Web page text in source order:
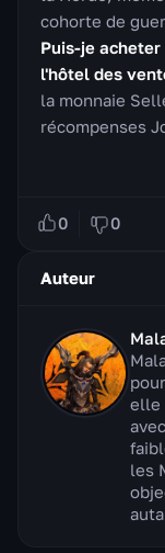
cohorte de
Puis-je
l'hôtel des
la monnaie
récompenses
0 0
Auteur
elle
les